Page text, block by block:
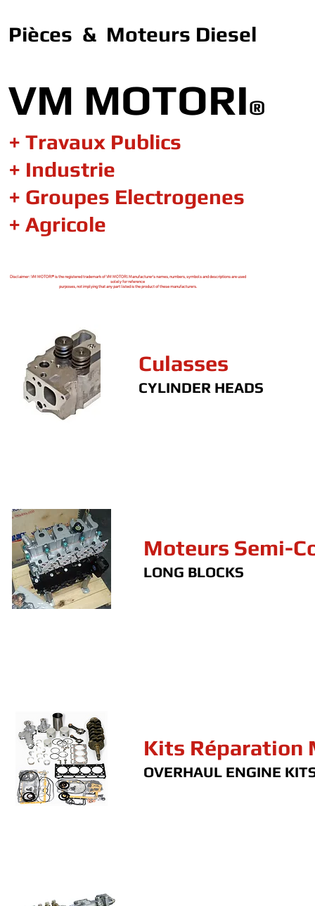
Pièces & Moteurs Diesel
VM MOTORI®
+ Travaux Publics
+ Industrie
+ Groupes Electrogenes
+ Agricole
Disclaimer : VM MOTORI® is the registered trademark of VM MOTORI. Manufacturer's names, numbers, symbols and descriptions are used
solely for reference
purposes, not implying that any part listed is the product of these manufacturers.
Culasses
CYLINDER HEADS
Moteurs Semi-
LONG BLOCKS
Kits Réparation
OVERHAUL ENGINE